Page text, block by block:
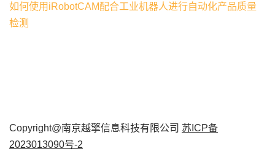
如何使用iRobotCAM配合工业机器人进行自动化产品质量
检测
Copyright@南京越擎信息科技有限公司 苏ICP备
2023013090号-2